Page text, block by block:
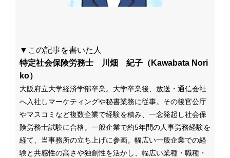
▼この記事を書いた人
特定社会保険労務士 川畑 紀子（Kawabata Nori
ko）
大阪府立大学経済学部卒業。大学卒業後、放送・通信会社
へ入社しマーケティングや秘書業務に従事。その後官公庁
やマスコミなど複数企業で経験を積み、一念発起し社会保
険労務士試験に合格。一般企業で約5年間の人事労務経験を
経て、当事務所の立ち上げに参画。幅広い一般企業での経
験と共感性の高さや独創性を活かし、幅広い業種・職種・